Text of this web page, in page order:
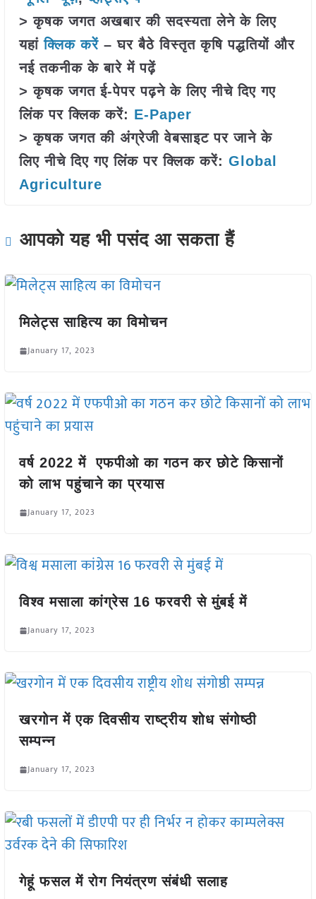
> कृषक जगत अखबार की सदस्यता लेने के लिए
यहांक्लिक करें– घर बैठे विस्तृत कृषि पद्धतियों और
नई तकनीक के बारे में पढ़ें
> कृषक जगत ई-पेपर पढ़ने के लिए नीचे दिए गए
लिंक पर क्लिक करें: E-Paper
> कृषक जगत की अंग्रेजी वेबसाइट पर जाने के
लिए नीचे दिए गए लिंक पर क्लिक करें: Global
Agriculture
आपको यह भी पसंद आ सकता हैं
मिलेट्स साहित्य का विमोचन
January 17, 2023
वर्ष 2022 में एफपीओ का गठन कर छोटे किसानों
को लाभ पहुंचाने का प्रयास
January 17, 2023
विश्व मसाला कांग्रेस 16 फरवरी से मुंबई में
January 17, 2023
खरगोन में एक दिवसीय राष्ट्रीय शोध संगोष्ठी
सम्पन्न
January 17, 2023
गेहूं फसल में रोग नियंत्रण संबंधी सलाह